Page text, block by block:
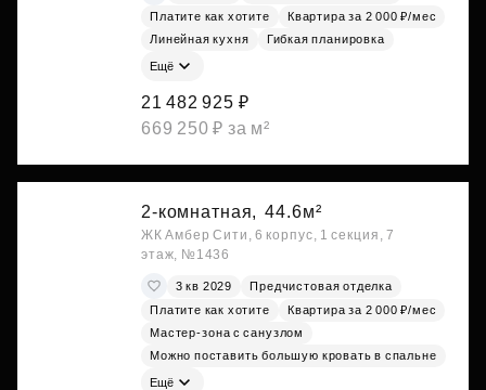
Платите как хотите
Квартира за 2 000 ₽/мес
Линейная кухня
Гибкая планировка
Ещё
21 482 925 ₽
669 250 ₽ за м²
2-комнатная, 44.6м²
ЖК Амбер Сити, 6 корпус, 1 секция, 7
этаж, №1436
3 кв 2029
Предчистовая отделка
Платите как хотите
Квартира за 2 000 ₽/мес
Мастер-зона с санузлом
Можно поставить большую кровать в спальне
Ещё